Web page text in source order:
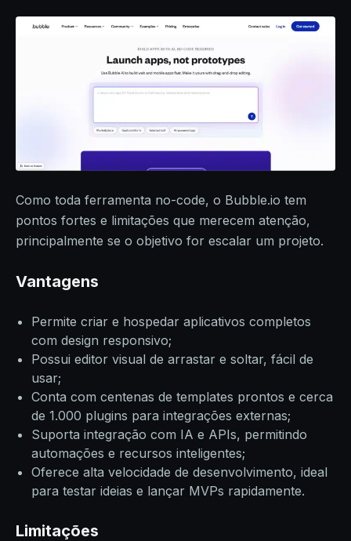
Como toda ferramenta no-code, o Bubble.io tem
pontos fortes e limitações que merecem atenção,
principalmente se o objetivo for escalar um projeto.
Vantagens
Permite criar e hospedar aplicativos completos
com design responsivo;
Possui editor visual de arrastar e soltar, fácil de
usar;
Conta com centenas de templates prontos e cerca
de 1.000 plugins para integrações externas;
Suporta integração com IA e APIs, permitindo
automações e recursos inteligentes;
Oferece alta velocidade de desenvolvimento, ideal
para testar ideias e lançar MVPs rapidamente.
Limitações